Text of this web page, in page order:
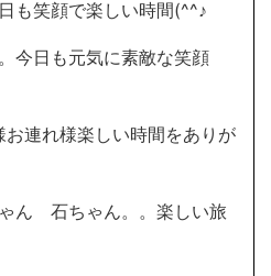
も笑顔で楽しい時間(^^♪
今日も元気に素敵な笑顔
連れ様楽しい時間をありが
ん 石ちゃん。。楽しい旅